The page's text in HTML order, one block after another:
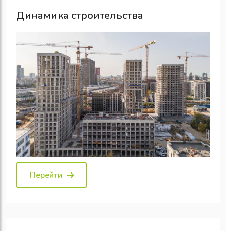
Динамика строительства
Перейти